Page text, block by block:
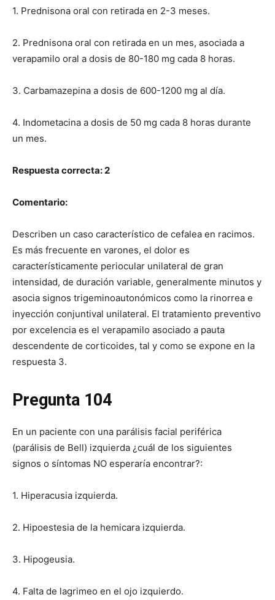
1. Prednisona oral con retirada en 2-3 meses.
2. Prednisona oral con retirada en un mes, asociada a
verapamilo oral a dosis de 80-180 mg cada 8 horas.
3. Carbamazepina a dosis de 600-1200 mg al día.
4. Indometacina a dosis de 50 mg cada 8 horas durante
un mes.
Respuesta correcta: 2
Comentario:
Describen un caso característico de cefalea en racimos.
Es más frecuente en varones, el dolor es
característicamente periocular unilateral de gran
intensidad, de duración variable, generalmente minutos y
asocia signos trigeminoautonómicos como la rinorrea e
inyección conjuntival unilateral. El tratamiento preventivo
por excelencia es el verapamilo asociado a pauta
descendente de corticoides, tal y como se expone en la
respuesta 3.
Pregunta 104
En un paciente con una parálisis facial periférica
(parálisis de Bell) izquierda ¿cuál de los siguientes
signos o síntomas NO esperaría encontrar?:
1. Hiperacusia izquierda.
2. Hipoestesia de la hemicara izquierda.
3. Hipogeusia.
4. Falta de lagrimeo en el ojo izquierdo.